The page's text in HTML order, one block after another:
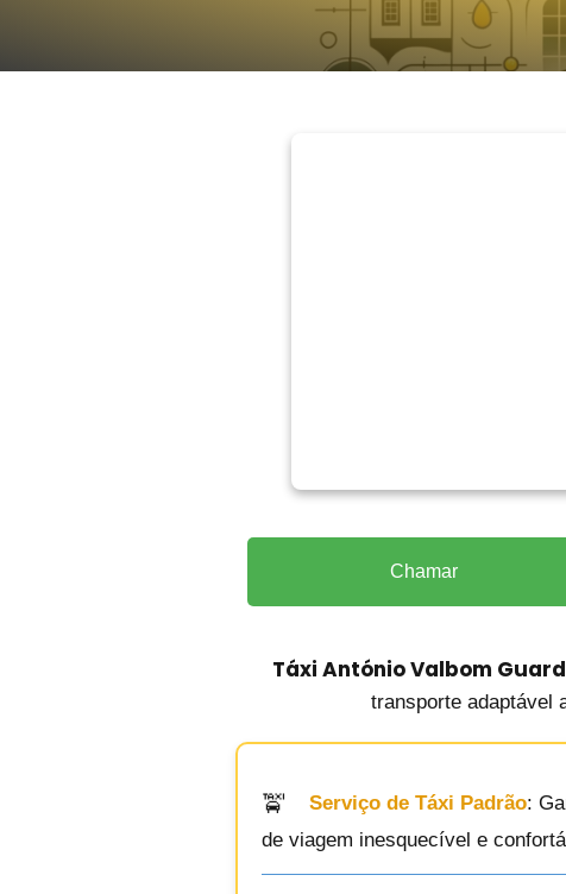
Chamar
Táxi António Valbom
transporte adaptável
Serviço de Táxi Padrão:
de viagem inesquecível e